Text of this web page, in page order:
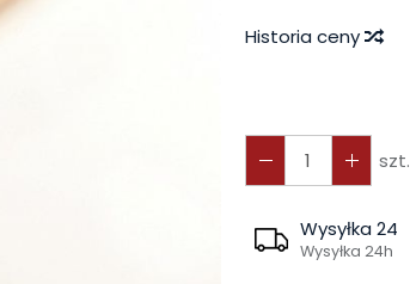
Historia ceny
szt.
Wysyłka 24
Wysyłka 24h